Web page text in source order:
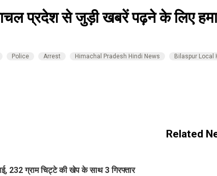
प्रदेश से जुड़ी खबरें पढ़ने के लिए
Police Arrest Himachal Pradesh Hindi News Bilaspur Local
Related
232 ग्राम चिट्टे की खेप के साथ 3 गिरफ्तार